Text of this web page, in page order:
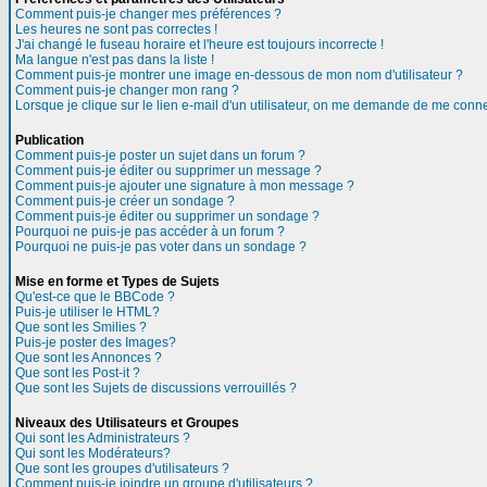
Comment puis-je changer mes préférences ?
Les heures ne sont pas correctes !
J'ai changé le fuseau horaire et l'heure est toujours incorrecte !
Ma langue n'est pas dans la liste !
Comment puis-je montrer une image en-dessous de mon nom d'utilisateur ?
Comment puis-je changer mon rang ?
Lorsque je clique sur le lien e-mail d'un utilisateur, on me demande de me
Publication
Comment puis-je poster un sujet dans un forum ?
Comment puis-je éditer ou supprimer un message ?
Comment puis-je ajouter une signature à mon message ?
Comment puis-je créer un sondage ?
Comment puis-je éditer ou supprimer un sondage ?
Pourquoi ne puis-je pas accéder à un forum ?
Pourquoi ne puis-je pas voter dans un sondage ?
Mise en forme et Types de Sujets
Qu'est-ce que le BBCode ?
Puis-je utiliser le HTML?
Que sont les Smilies ?
Puis-je poster des Images?
Que sont les Annonces ?
Que sont les Post-it ?
Que sont les Sujets de discussions verrouillés ?
Niveaux des Utilisateurs et Groupes
Qui sont les Administrateurs ?
Qui sont les Modérateurs?
Que sont les groupes d'utilisateurs ?
Comment puis-je joindre un groupe d'utilisateurs ?